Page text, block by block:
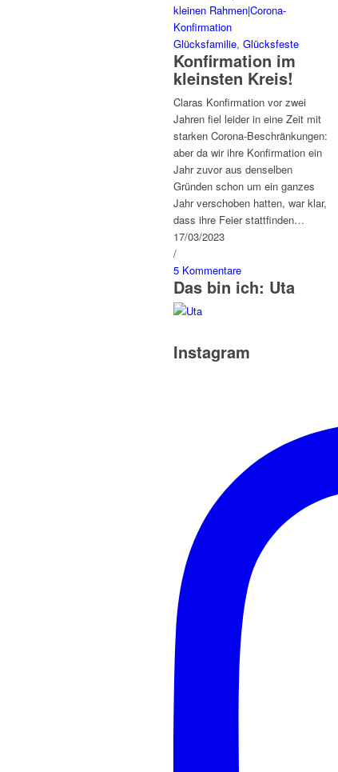
Glücksfamilie, Glücksfeste
Konfirmation im
kleinsten Kreis!
Claras Konfirmation vor zwei
Jahren fiel leider in eine Zeit mit
starken Corona-Beschränkungen:
aber da wir ihre Konfirmation ein
Jahr zuvor aus denselben
Gründen schon um ein ganzes
Jahr verschoben hatten, war klar,
dass ihre Feier stattfinden…
17/03/2023
/
5 Kommentare
Das bin ich: Uta
Instagram